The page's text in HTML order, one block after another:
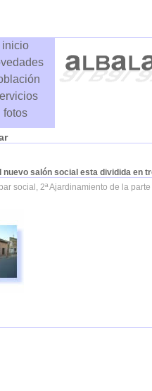
inicio
fotos
nuevo salón social esta dividida en
social, 2ª Ajardinamiento de la